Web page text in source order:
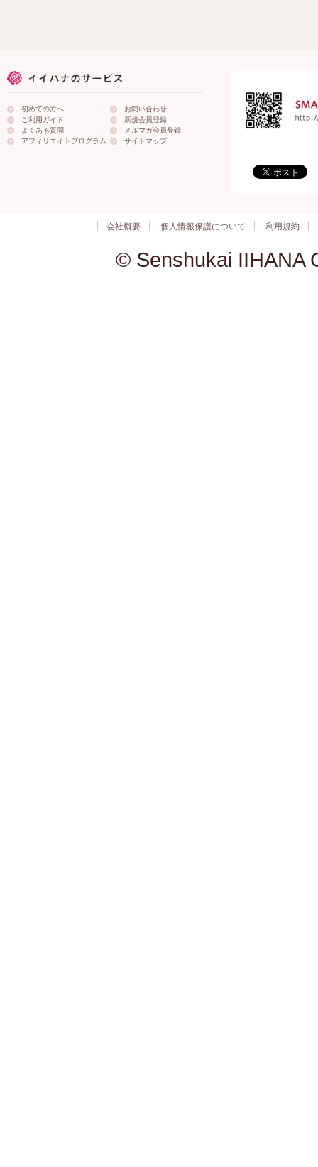
初めての方へ
お問い合わせ
ご利用ガイド
新規会員登録
よくある質問
メルマガ会員登録
アフィリエイトプログラム
サイトマップ
会社概要 個人情報保護について 利用規約
© Senshukai IIHANA